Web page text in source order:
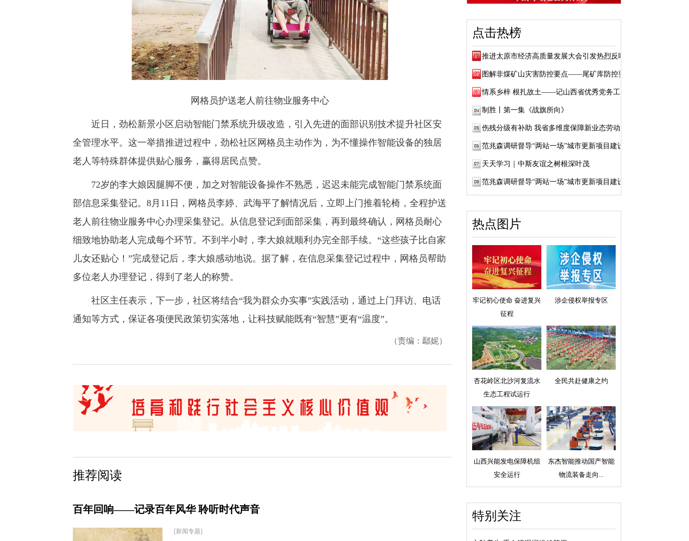
网格员护送老人前往物业服务中心
近日，劲松新景小区启动智能门禁系统升级改造，引入先进的面部识别技术提升社区安
全管理水平。这一举措推进过程中，劲松社区网格员主动作为，为不懂操作智能设备的独居
老人等特殊群体提供贴心服务，赢得居民点赞。
72岁的李大娘因腿脚不便，加之对智能设备操作不熟悉，迟迟未能完成智能门禁系统面
部信息采集登记。8月11日，网格员李婷、武海平了解情况后，立即上门推着轮椅，全程护送
老人前往物业服务中心办理采集登记。从信息登记到面部采集，再到最终确认，网格员耐心
细致地协助老人完成每个环节。不到半小时，李大娘就顺利办完全部手续。“这些孩子比自家
儿女还贴心！”完成登记后，李大娘感动地说。据了解，在信息采集登记过程中，网格员帮助
多位老人办理登记，得到了老人的称赞。
社区主任表示，下一步，社区将结合“我为群众办实事”实践活动，通过上门拜访、电话
通知等方式，保证各项便民政策切实落地，让科技赋能既有“智慧”更有“温度”。
（责编：鄢妮）
推荐阅读
百年回响——记录百年风华 聆听时代声音
[新闻专题]
点击热榜
推进太原市经济高质量发展大会引发热烈反响
图解非煤矿山灾害防控要点——尾矿库防控要点
情系乡梓 根扎故土——记山西省优秀党务工作...
制胜丨第一集《战旗所向》
伤残分级有补助 我省多维度保障新业态劳动者...
范兆森调研督导“两站一场”城市更新项目建设
天天学习｜中斯友谊之树根深叶茂
范兆森调研督导“两站一场”城市更新项目建设
热点图片
牢记初心使命 奋进复兴
征程
涉企侵权举报专区
杏花岭区北沙河复流水
生态工程试运行
全民共赴健康之约
山西兴能发电保障机组
安全运行
东杰智能推动国产智能
物流装备走向...
特别关注